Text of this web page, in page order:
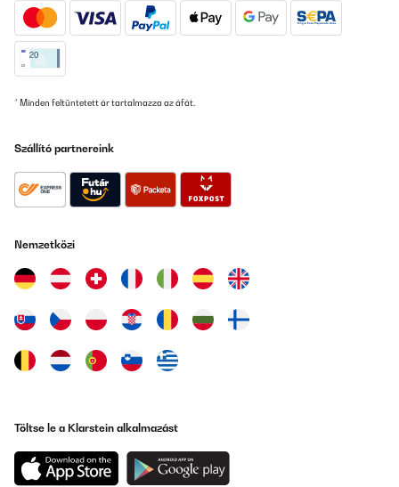
Suna
Fordítsd le
de remplir sans arrêt ,
plan de travail et le sol de la cuisine était inondé d'eau , c'est très
très chère pour un produit qui ne fonctionne pas du tout ,
C'EST À FUIRE
Suna
Fordítsd le
J'ai cette machine depuis 3 ans et après maintes fuites résolu au
j'abandonne ... Cher pour une machine qui a fait 3ans ...
Seb
Fordítsd le
* Minden feltüntetett ár tartalmazza az áfát.
Szállító partnereink
Nemzetközi
Töltse le a Klarstein alkalmazást